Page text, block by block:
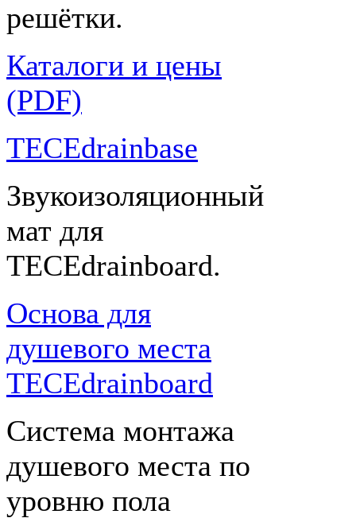
решётки.
Каталоги и цены
(PDF)
TECEdrainbase
Звукоизоляционный
мат для
TECEdrainboard.
Основа для
душевого места
TECEdrainboard
Система монтажа
душевого места по
уровню пола